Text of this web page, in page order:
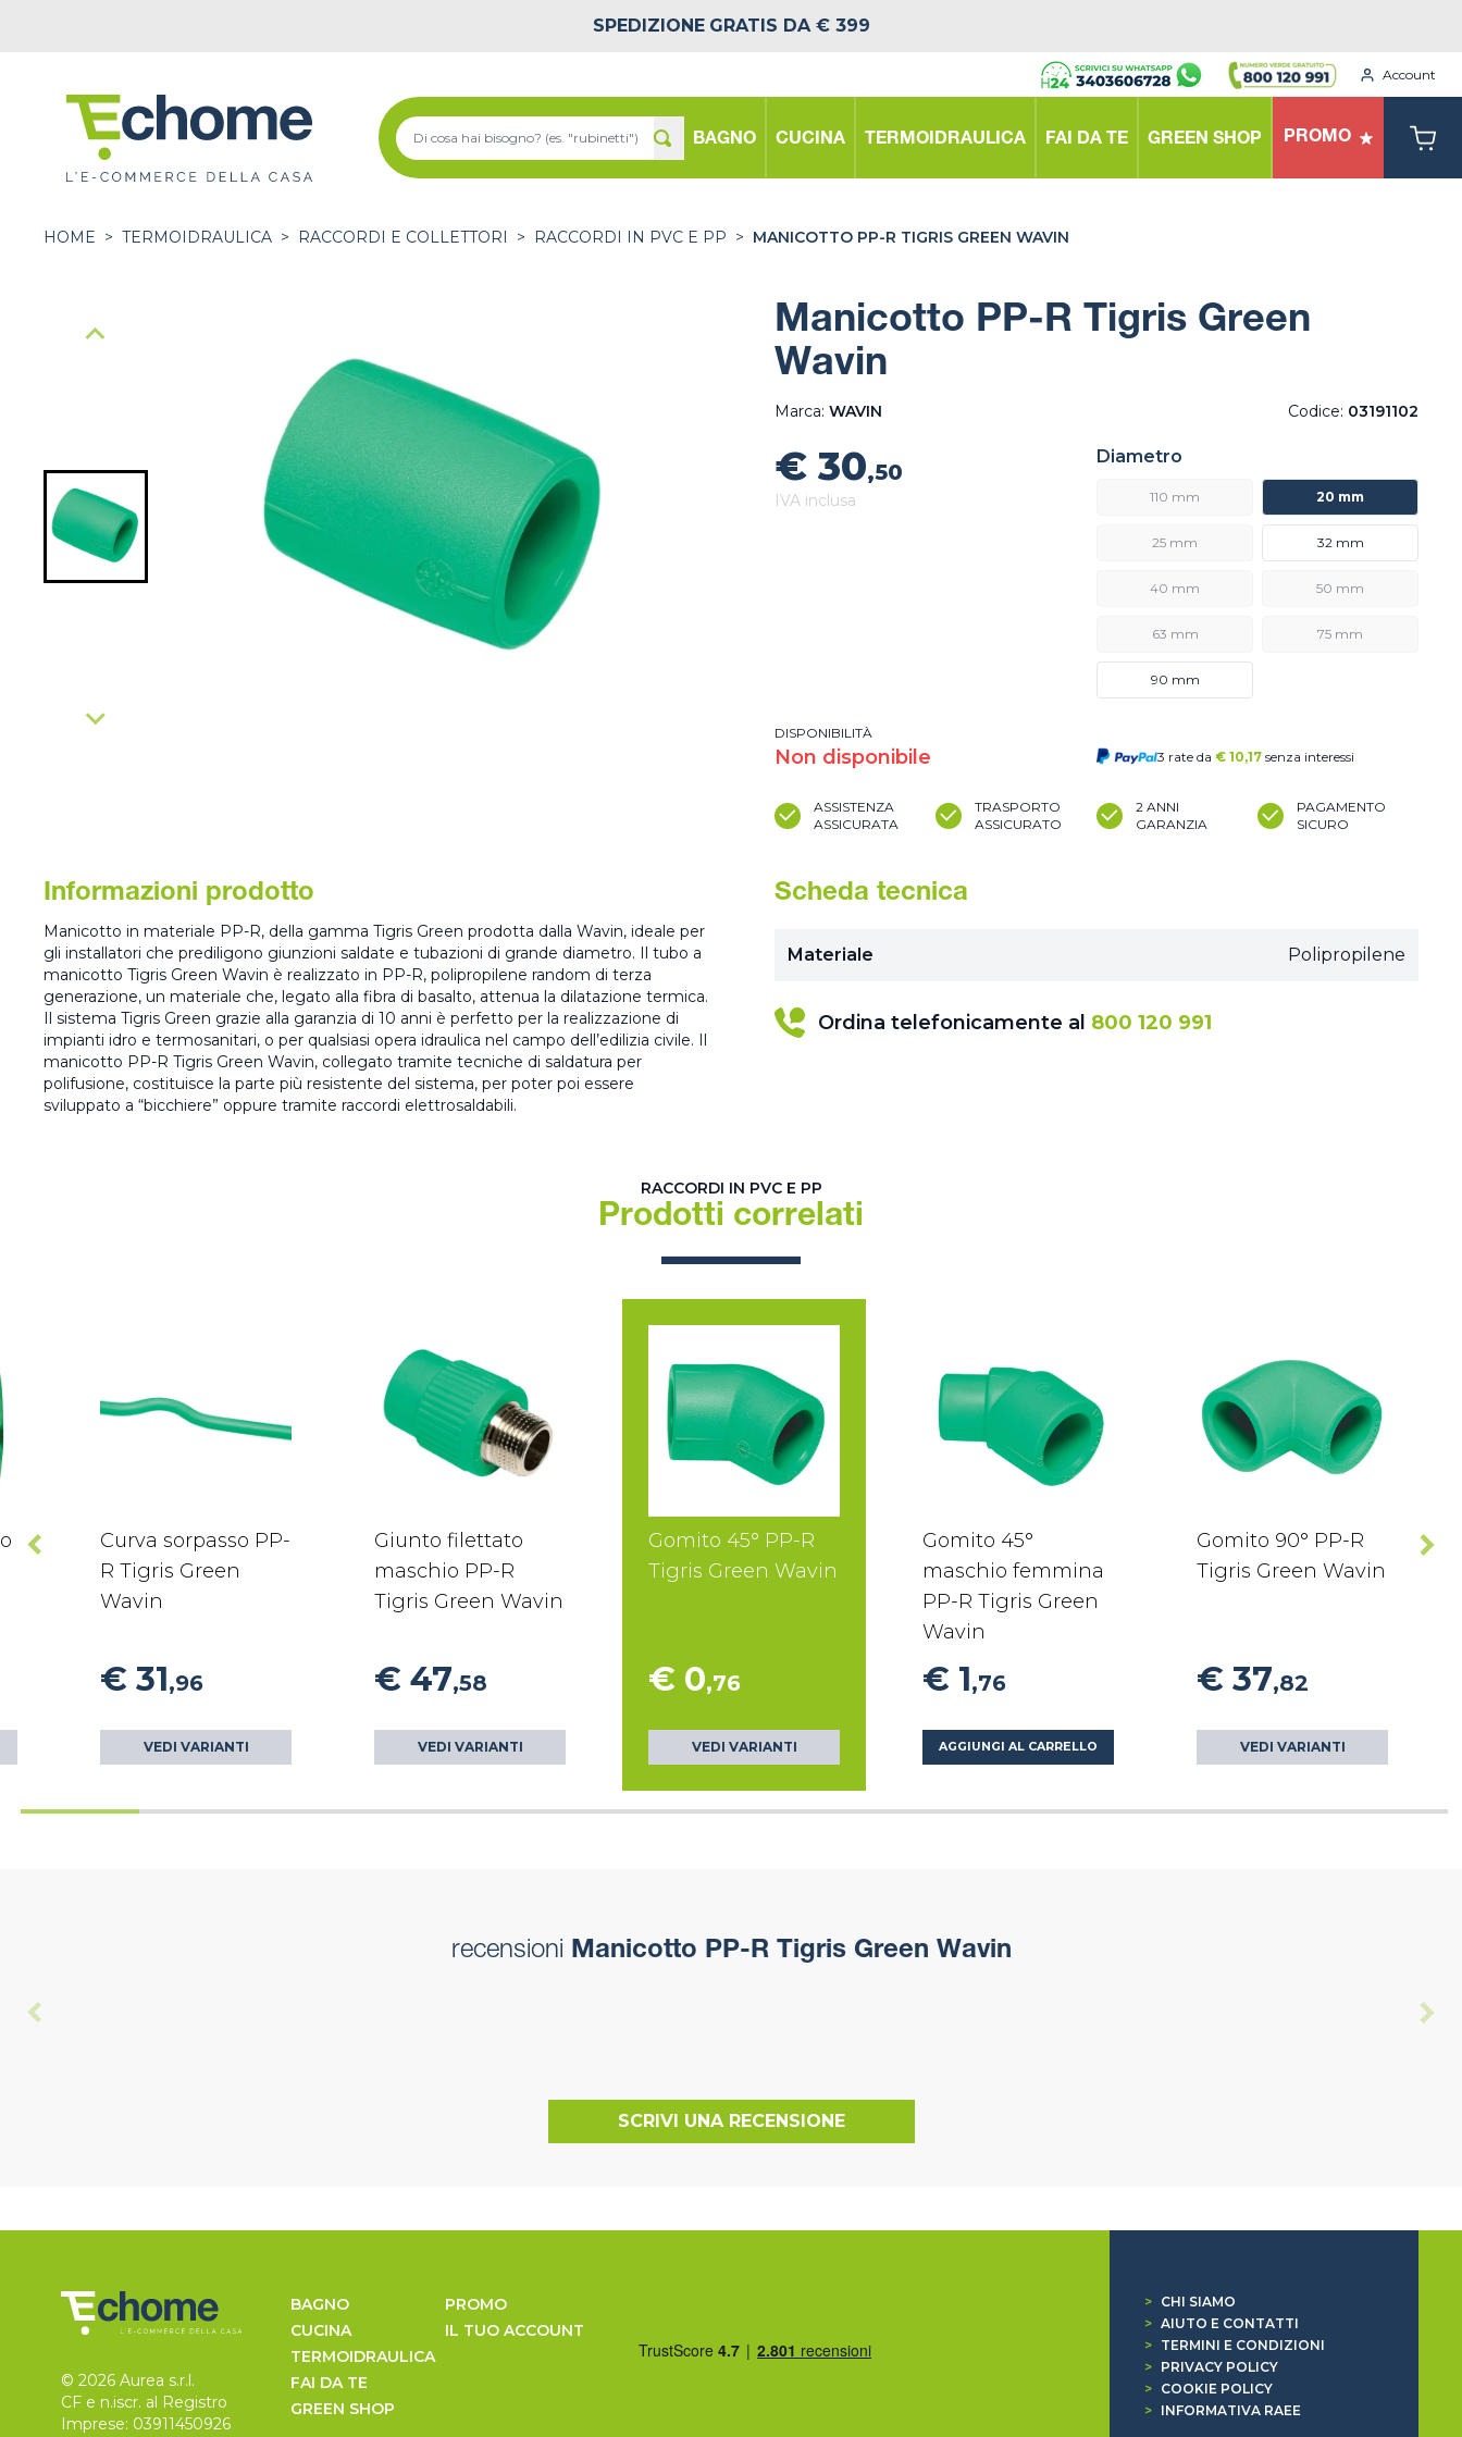
SPEDIZIONE GRATIS DA € 399
Account
BAGNO CUCINA TERMOIDRAULICA FAI DA TE GREEN SHOP PROMO
HOME > TERMOIDRAULICA > RACCORDI E COLLETTORI > RACCORDI IN PVC E PP > MANICOTTO PP-R TIGRIS GREEN WAVIN
Manicotto PP-R Tigris Green
Wavin
Marca: WAVIN Codice: 03191102
€ 30,50
IVA inclusa
DISPONIBILITÀ
Non disponibile
Diametro
110 mm 20 mm
25 mm 32 mm
40 mm 50 mm
63 mm 75 mm
90 mm
3 rate da € 10,17 senza interessi
ASSISTENZA
ASSICURATA
TRASPORTO
ASSICURATO
2 ANNI
GARANZIA
PAGAMENTO
SICURO
Informazioni prodotto
Manicotto in materiale PP-R, della gamma Tigris Green prodotta dalla Wavin, ideale per
gli installatori che prediligono giunzioni saldate e tubazioni di grande diametro. Il tubo a
manicotto Tigris Green Wavin è realizzato in PP-R, polipropilene random di terza
generazione, un materiale che, legato alla fibra di basalto, attenua la dilatazione termica.
Il sistema Tigris Green grazie alla garanzia di 10 anni è perfetto per la realizzazione di
impianti idro e termosanitari, o per qualsiasi opera idraulica nel campo dell’edilizia civile. Il
manicotto PP-R Tigris Green Wavin, collegato tramite tecniche di saldatura per
polifusione, costituisce la parte più resistente del sistema, per poter poi essere
sviluppato a “bicchiere” oppure tramite raccordi elettrosaldabili.
Scheda tecnica
Materiale Polipropilene
Ordina telefonicamente al 800 120 991
RACCORDI IN PVC E PP
Prodotti correlati
Curva sorpasso PP-
R Tigris Green
Wavin
€ 31,96
VEDI VARIANTI
Giunto filettato
maschio PP-R
Tigris Green Wavin
€ 47,58
VEDI VARIANTI
Gomito 45° PP-R
Tigris Green Wavin
€ 0,76
VEDI VARIANTI
Gomito 45°
maschio femmina
PP-R Tigris Green
Wavin
€ 1,76
AGGIUNGI AL CARRELLO
Gomito 90° PP-R
Tigris Green Wavin
€ 37,82
VEDI VARIANTI
recensioni Manicotto PP-R Tigris Green Wavin
SCRIVI UNA RECENSIONE
© 2026 Aurea s.r.l.
CF e n.iscr. al Registro
Imprese: 03911450926
BAGNO
CUCINA
TERMOIDRAULICA
FAI DA TE
GREEN SHOP
PROMO
IL TUO ACCOUNT
>
CHI SIAMO
> AIUTO E CONTATTI
>
TERMINI E CONDIZIONI
>
PRIVACY POLICY
>
COOKIE POLICY
>
INFORMATIVA RAEE